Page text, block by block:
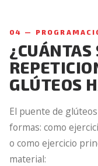
04 —
¿CUÁNTAS
GLÚTEOS
El puente de
formas: como
o como ejercicio
material: